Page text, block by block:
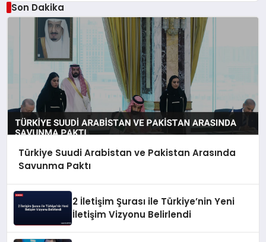
Son Dakika
Türkiye Suudi Arabistan ve Pakistan Arasında
Savunma Paktı
2 İletişim Şurası ile Türkiye’nin Yeni
İletişim Vizyonu Belirlendi